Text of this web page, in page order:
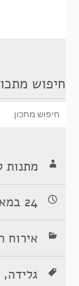
חיפוש
מתנות
24 במאי, 2019
אירוח
גלידה,